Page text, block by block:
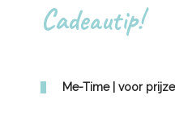
Cadeautip!
Me-Time | voor